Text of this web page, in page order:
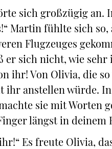
sich großzügig an.
Martin fühlte sich
Flugzeuges
sich nicht, wie
ihr! Von Olivia, die
ihr anstellen würde.
sie mit Worten
längst in deinem
Es freute Olivia,